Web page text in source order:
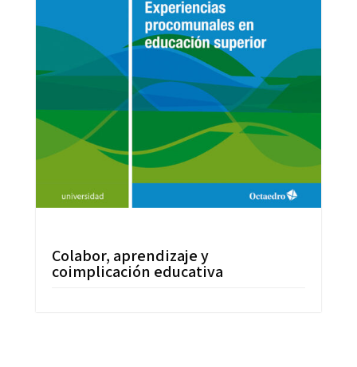
Colabor, aprendizaje y
coimplicación educativa